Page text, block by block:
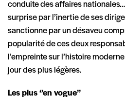
conduite des affaires
surprise par l’inertie de ses
sanctionne par un désaveu
popularité de ces deux
l’empreinte sur l’histoire
jour des plus légères.
Les plus ‘’en vogue’’